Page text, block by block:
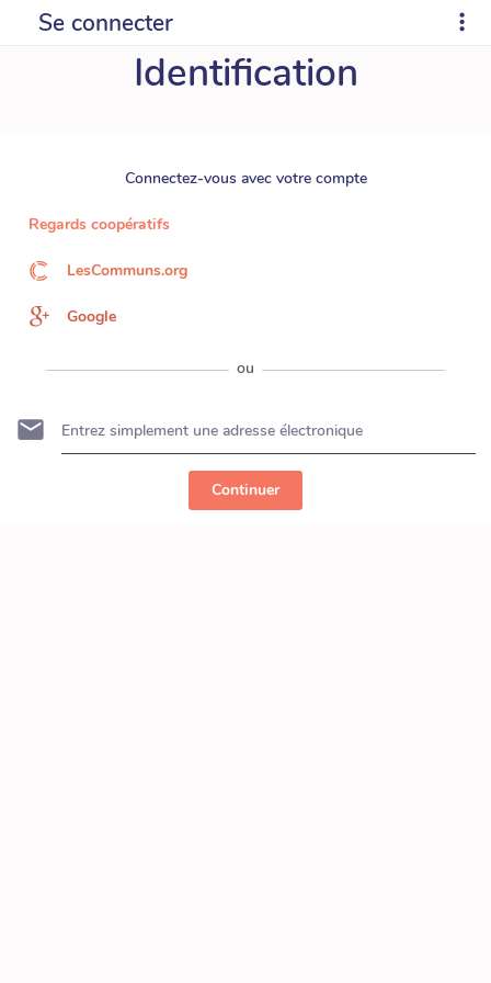
Se connecter
Identification
Connectez-vous avec votre compte
Regards coopératifs
LesCommuns.org
Google
ou
Continuer